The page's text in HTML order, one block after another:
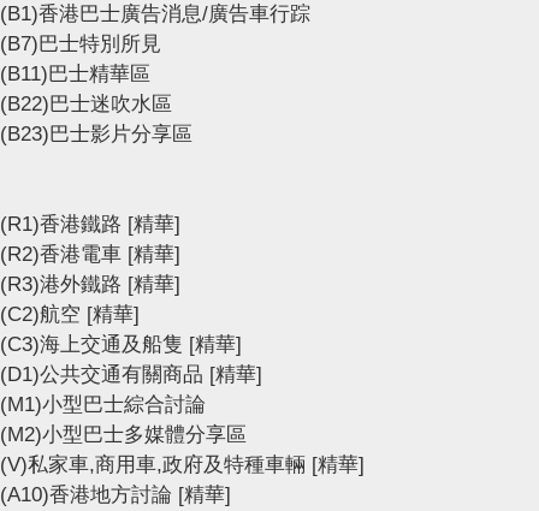
(B1)香港巴士廣告消息/廣告車行踪
(B7)巴士特別所見
(B11)巴士精華區
(B22)巴士迷吹水區
(B23)巴士影片分享區
(R1)香港鐵路 [精華]
(R2)香港電車 [精華]
(R3)港外鐵路 [精華]
(C2)航空 [精華]
(C3)海上交通及船隻 [精華]
(D1)公共交通有關商品 [精華]
(M1)小型巴士綜合討論
(M2)小型巴士多媒體分享區
(V)私家車,商用車,政府及特種車輛 [精華]
(A10)香港地方討論 [精華]